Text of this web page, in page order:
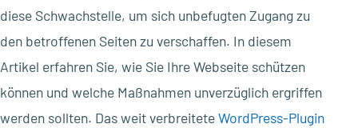
diese Schwachstelle, um sich unbefugten Zugang zu
den betroffenen Seiten zu verschaffen. In diesem
Artikel erfahren Sie, wie Sie Ihre Webseite schützen
können und welche Maßnahmen unverzüglich ergriffen
werden sollten. Das weit verbreiteteWordPress-Plugin